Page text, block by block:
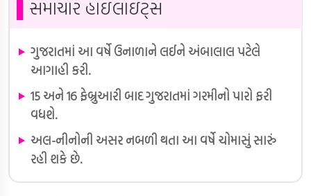
સમાચાર હાઇલાઇટ્સ
ગુજરાતમાં આ વર્ષે ઉનાળાને લઈને અંબાલાલ પટેલે
આગાહી કરી.
15 અને 16 ફેબ્રુઆરી બાદ ગુજરાતમાં ગરમીનો પારો ફરી
વધશે.
અલ-નીનોની અસર નબળી થતા આ વર્ષે ચોમાસું સારું
રહી શકે છે.